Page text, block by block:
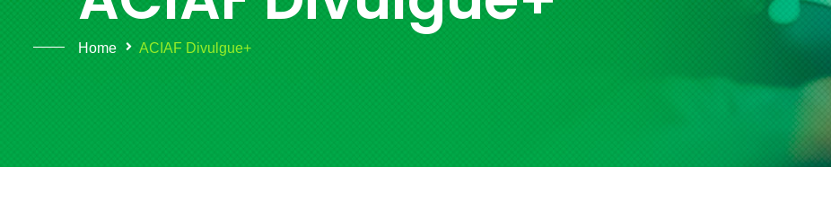
Home ACIAF Divulgue+